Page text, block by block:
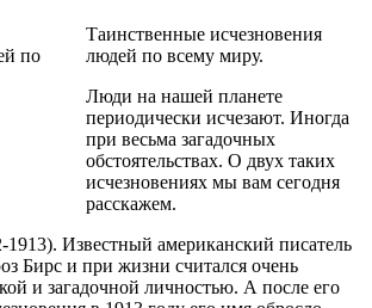
Таинственные исчезновения
людей по всему миру.
Люди на нашей планете
периодически исчезают. Иногда
при весьма загадочных
обстоятельствах. О двух таких
исчезновениях мы вам сегодня
расскажем.
Известный американский писатель
Бирс и при жизни считался очень
и загадочной личностью. А после его